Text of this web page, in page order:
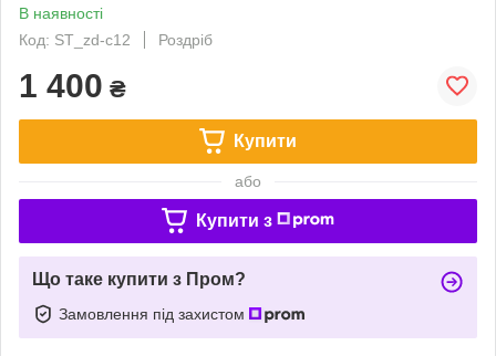
В наявності
Код: ST_zd-c12
Роздріб
1 400 ₴
Купити
або
Купити з
Що таке купити з Пром?
Замовлення під захистом